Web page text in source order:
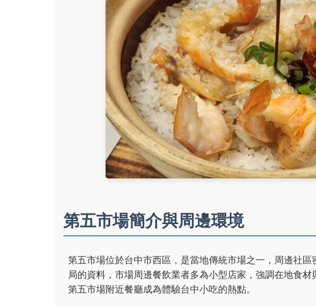
第五市場簡介與周邊環境
第五市場位於台中市西區，是當地傳統市場之一，周邊社
局的資料，市場周邊餐飲業者多為小型店家，強調在地食材
第五市場附近餐廳成為體驗台中小吃的熱點。